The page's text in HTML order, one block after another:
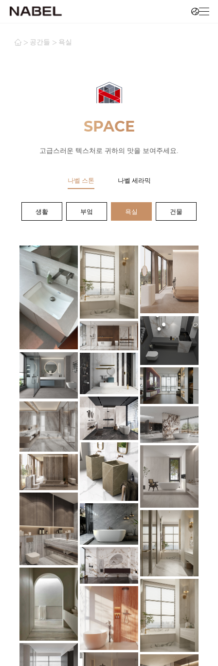
> 공간들 > 욕실
SPACE
고급스러운 텍스처로 귀하의 맛을 보여주세요.
나벨 스톤 나벨 세라믹
생활 부엌 욕실 건물